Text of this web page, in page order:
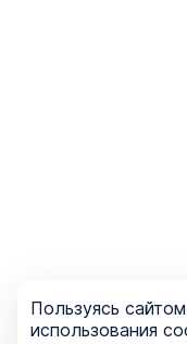
Пользуясь
использования